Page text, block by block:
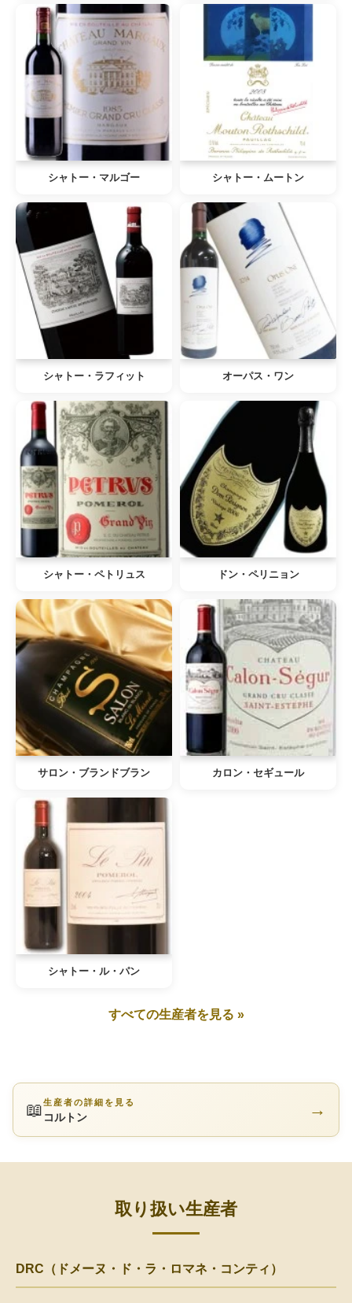
シャトー・マルゴー シャトー・ムートン
シャトー・ラフィット オーパス・ワン
シャトー・ペトリュス ドン・ペリニョン
サロン・ブランドブラン カロン・セギュール
シャトー・ル・パン
すべての生産者を見る »
📖生産者の詳細を見る
コルトン →
取り扱い生産者
DRC（ドメーヌ・ド・ラ・ロマネ・コンティ）